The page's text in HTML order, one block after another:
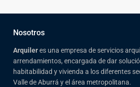
Nosotros
Arqui leres una empresa de servicios
arrendamientos, encargada de dar
habitabilidad y vivienda a los diferentes
Valle de Aburrá y el área metropolitana.